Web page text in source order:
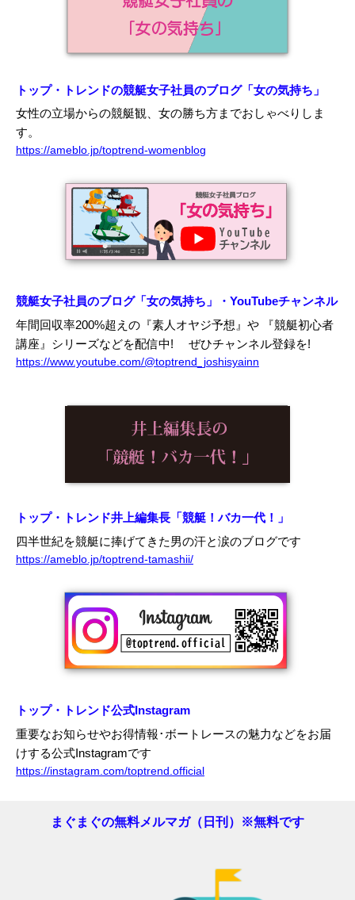
トップ・トレンドの競艇女子社員のブログ「女の気持ち」
女性の立場からの競艇観、女の勝ち方までおしゃべりしま
す。
https://ameblo.jp/toptrend-womenblog
競艇女子社員のブログ「女の気持ち」・YouTubeチャンネル
年間回収率200%超えの『素人オヤジ予想』や 『競艇初心者
講座』シリーズなどを配信中! ぜひチャンネル登録を!
https://www.youtube.com/@toptrend_joshisyainn
トップ・トレンド井上編集長「競艇！バカ一代！」
四半世紀を競艇に捧げてきた男の汗と涙のブログです
https://ameblo.jp/toptrend-tamashii/
トップ・トレンド公式Instagram
重要なお知らせやお得情報･ボートレースの魅力などをお届
けする公式Instagramです
https://instagram.com/toptrend.official
まぐまぐの無料メルマガ（日刊）※無料です